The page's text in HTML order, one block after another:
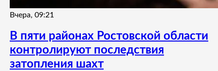
Вчера, 09:21
В пяти районах Ростовской области
контролируют последствия
затопления шахт